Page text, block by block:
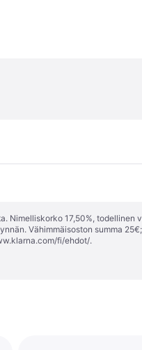
17,50%,
Vähimmäisoston summa
fi/ehdot/.